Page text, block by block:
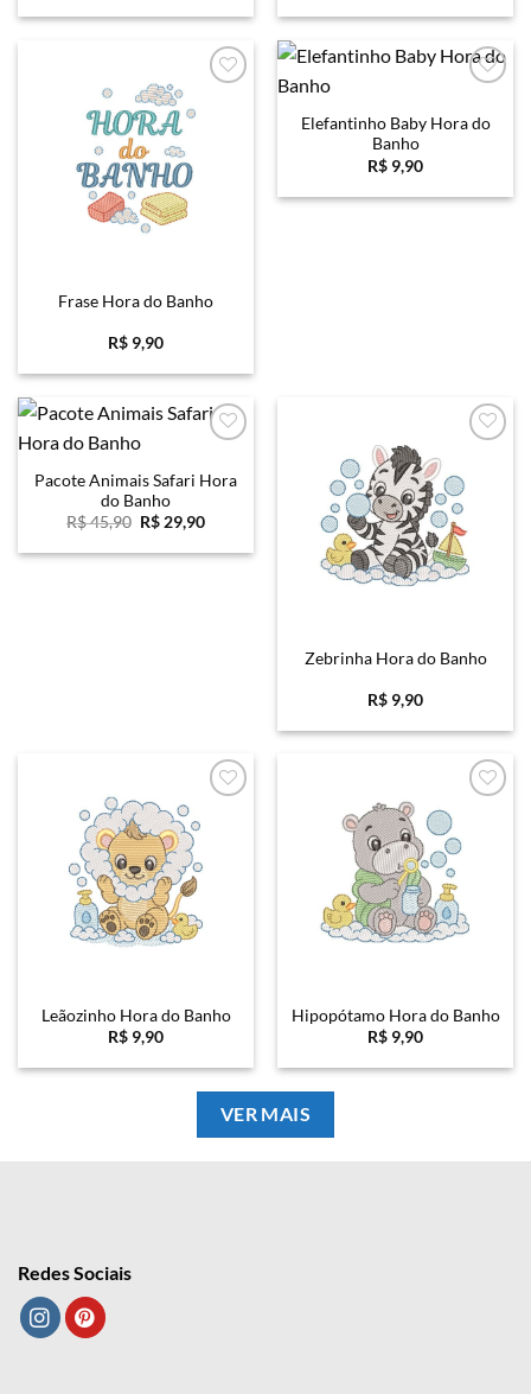
Frase Hora do Banho
R$ 9,90
Elefantinho Baby Hora do
Banho
R$ 9,90
Pacote Animais Safari Hora
do Banho
R$45,90 O
original
R$29,90O
atual
Zebrinha Hora do Banho
R$ 9,90
Favoritar
Leãozinho Hora do Banho
R$ 9,90
Favoritar
Hipopótamo Hora do Banho
R$ 9,90
VER MAIS
Redes Sociais